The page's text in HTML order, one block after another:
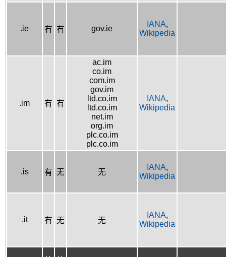
.ie 有 有 gov.ie
IANA,
Wikipedia
.im 有 有
ac.im
co.im
com.im
gov.im
ltd.co.im
ltd.co.im
net.im
org.im
plc.co.im
plc.co.im
IANA,
Wikipedia
.is 有 无 无
IANA,
Wikipedia
.it 有 无 无
IANA,
Wikipedia